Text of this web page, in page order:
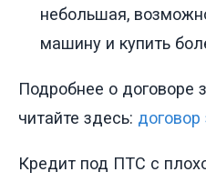
небольшая,
машину и купить
Подробнее о договоре
читайте здесь: договор
Кредит под ПТС с